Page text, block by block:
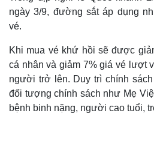
ngày 3/9, đường sắt áp dụng
vé.
Khi mua vé khứ hồi sẽ được
cá nhân và giảm 7% giá vé lượt
người trở lên. Duy trì chính
đối tượng chính sách như Mẹ
bệnh binh nặng, người cao tuổi,